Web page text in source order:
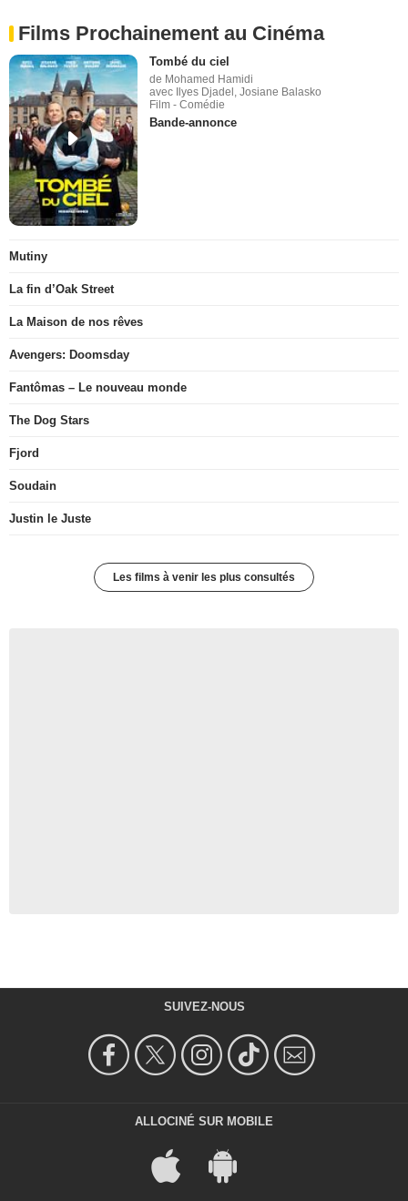
Films Prochainement au Cinéma
Tombé du ciel
de Mohamed Hamidi
avec Ilyes Djadel, Josiane Balasko
Film - Comédie
Bande-annonce
Mutiny
La fin d’Oak Street
La Maison de nos rêves
Avengers: Doomsday
Fantômas – Le nouveau monde
The Dog Stars
Fjord
Soudain
Justin le Juste
Les films à venir les plus consultés
SUIVEZ-NOUS
ALLOCINÉ SUR MOBILE